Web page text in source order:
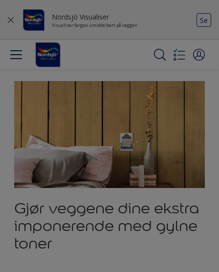
Nordsjö Visualiser
Visualiser fargen umiddelbart på veggen
Se
Gjør veggene dine ekstra
imponerende med gylne
toner